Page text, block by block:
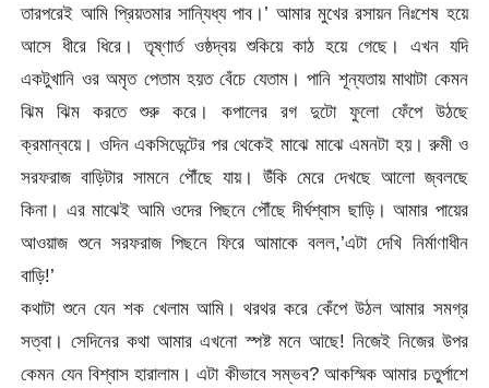
তারপরেই আমি প্রিয়তমার সান্যিধ্য পাব।’ আমার মুখের রসায়ন নিঃশেষ হয়ে
আসে ধীরে ধিরে। তৃষ্ণার্ত ওষ্ঠদ্বয় শুকিয়ে কাঠ হয়ে গেছে। এখন যদি
একটুখানি ওর অমৃত পেতাম হয়ত বেঁচে যেতাম। পানি শূন্যতায় মাথাটা কেমন
ঝিম ঝিম করতে শুরু করে। কপালের রগ দুটো ফুলো ফেঁপে উঠছে
ক্রমান্বয়ে। ওদিন একসিডেন্টের পর থেকেই মাঝে মাঝে এমনটা হয়। রুমী ও
সরফরাজ বাড়িটার সামনে পৌঁছে যায়। উঁকি মেরে দেখছে আলো জ্বলছে
কিনা। এর মাঝেই আমি ওদের পিছনে পৌঁছে দীর্ঘশ্বাস ছাড়ি। আমার পায়ের
আওয়াজ শুনে সরফরাজ পিছনে ফিরে আমাকে বলল,’এটা দেখি নির্মাণাধীন
বাড়ি!’
কথাটা শুনে যেন শক খেলাম আমি। থরথর করে কেঁপে উঠল আমার সমগ্র
সত্বা। সেদিনের কথা আমার এখনো স্পষ্ট মনে আছে! নিজেই নিজের উপর
কেমন যেন বিশ্বাস হারালাম। এটা কীভাবে সম্ভব? আকস্মিক আমার চতুর্পাশে